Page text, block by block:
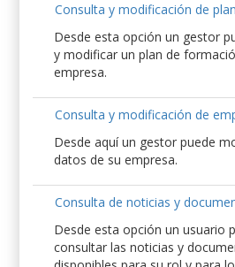
Consulta y modificación de
Desde esta opción un gestor
y modificar un plan de
empresa.
Consulta y modificación de
Desde aquí un gestor puede
datos de su empresa.
Consulta de noticias y
Desde esta opción un usuario
consultar las noticias y